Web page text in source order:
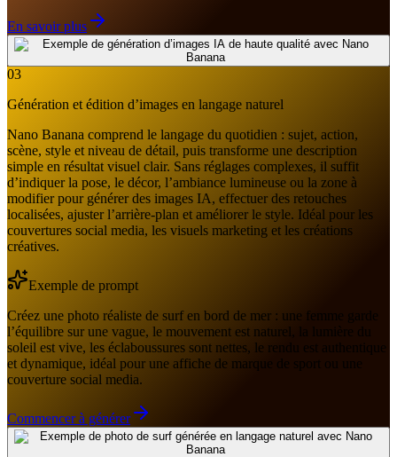
En savoir plus
03
Génération et édition d’images en langage naturel
Nano Banana comprend le langage du quotidien : sujet, action,
scène, style et niveau de détail, puis transforme une description
simple en résultat visuel clair. Sans réglages complexes, il suffit
d’indiquer la pose, le décor, l’ambiance lumineuse ou la zone à
modifier pour générer des images IA, effectuer des retouches
localisées, ajuster l’arrière-plan et améliorer le style. Idéal pour les
couvertures social media, les visuels marketing et les créations
créatives.
Exemple de prompt
Créez une photo réaliste de surf en bord de mer : une femme garde
l’équilibre sur une vague, le mouvement est naturel, la lumière du
soleil est vive, les éclaboussures sont nettes, le rendu est authentique
et dynamique, idéal pour une affiche de marque de sport ou une
couverture social media.
Commencer à générer